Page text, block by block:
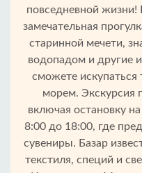
повседневной
замечательная
старинной мечети,
водопадом и другие
сможете искупаться
морем. Экскурсия
включая остановку
8:00 до 18:00, где
сувениры. Базар
текстиля, специй и